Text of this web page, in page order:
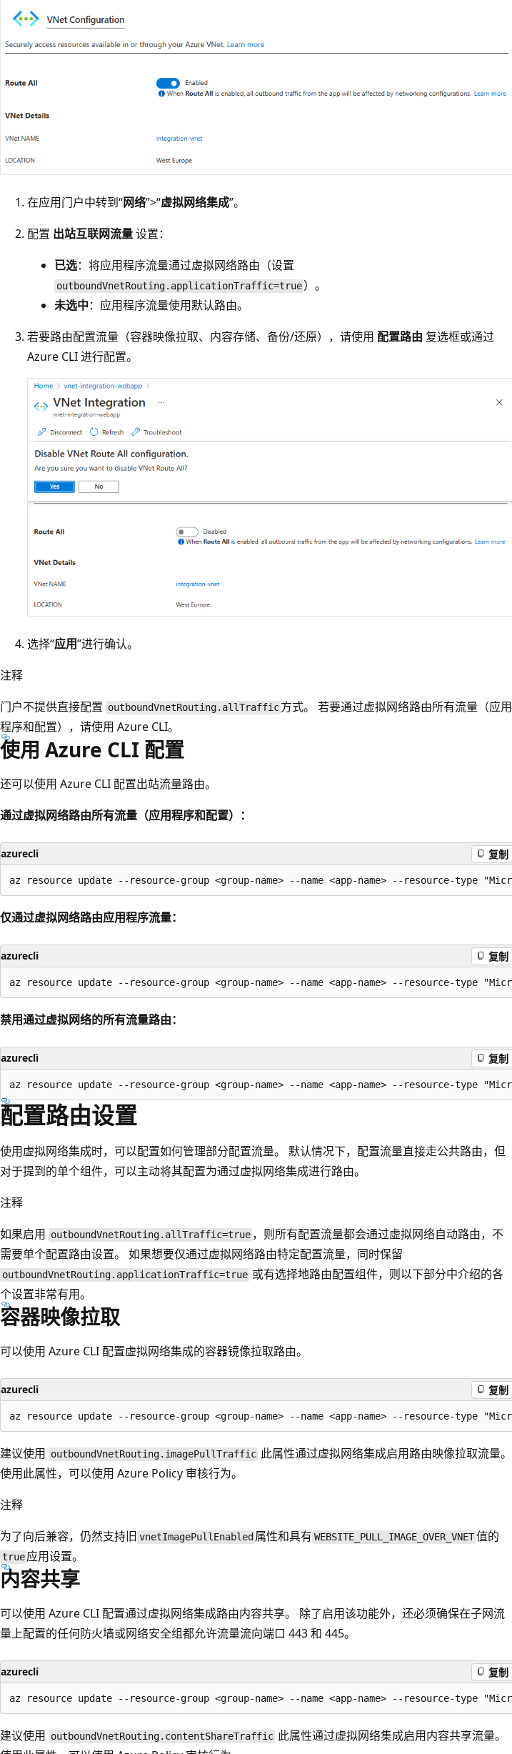
在应用门户中转到“网络”>“虚拟网络集成”。
配置 出站互联网流量设置：
已选：将应用程序流量通过虚拟网络路由（设置
outboundVnetRouting.applicationTraffic=true ）。
未选中：应用程序流量使用默认路由。
若要路由配置流量（容器映像拉取、内容存储、备份/还原），请使用 配置路由 复选框或通过
Azure CLI 进行配置。
选择“应用”进行确认。
注释
门户不提供直接配置 outboundVnetRouting.allTraffic 方式。 若要通过虚拟网络路由所有流量（应用
程序和配置），请使用 Azure CLI。
使用 Azure CLI 配置
还可以使用 Azure CLI 配置出站流量路由。
通过虚拟网络路由所有流量（应用程序和配置）：
azurecli 复制
仅通过虚拟网络路由应用程序流量：
azurecli 复制
禁用通过虚拟网络的所有流量路由：
azurecli 复制
配置路由设置
使用虚拟网络集成时，可以配置如何管理部分配置流量。 默认情况下，配置流量直接走公共路由，但
对于提到的单个组件，可以主动将其配置为通过虚拟网络集成进行路由。
注释
如果启用 outboundVnetRouting.allTraffic=true ，则所有配置流量都会通过虚拟网络自动路由，不
需要单个配置路由设置。 如果想要仅通过虚拟网络路由特定配置流量，同时保留
outboundVnetRouting.applicationTraffic=true 或有选择地路由配置组件，则以下部分中介绍的各
个设置非常有用。
容器映像拉取
可以使用 Azure CLI 配置虚拟网络集成的容器镜像拉取路由。
azurecli 复制
建议使用 outboundVnetRouting.imagePullTraffic 此属性通过虚拟网络集成启用路由映像拉取流量。
使用此属性，可以使用 Azure Policy 审核行为。
注释
为了向后兼容，仍然支持旧 vnetImagePullEnabled 属性和具有 WEBSITE_PULL_IMAGE_OVER_VNET值的
true 应用设置。
内容共享
可以使用 Azure CLI 配置通过虚拟网络集成路由内容共享。 除了启用该功能外，还必须确保在子网流
量上配置的任何防火墙或网络安全组都允许流量流向端口 443 和 445。
azurecli 复制
建议使用 outboundVnetRouting.contentShareTraffic 此属性通过虚拟网络集成启用内容共享流量。